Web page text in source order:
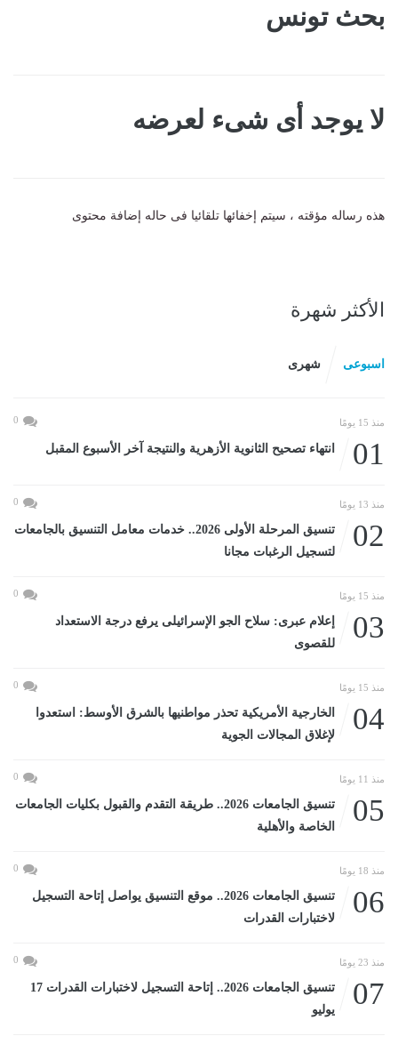
بحث تونس
لا يوجد أى شىء لعرضه
هذه رساله مؤقته ، سيتم إخفائها تلقائيا فى حاله إضافة محتوى
الأكثر شهرة
اسبوعى شهرى
منذ 15 يومًا 0
01 انتهاء تصحيح الثانوية الأزهرية والنتيجة آخر الأسبوع المقبل
منذ 13 يومًا 0
02
تنسيق المرحلة الأولى 2026.. خدمات معامل التنسيق بالجامعات
لتسجيل الرغبات مجانا
منذ 15 يومًا 0
03
إعلام عبرى: سلاح الجو الإسرائيلى يرفع درجة الاستعداد
للقصوى
منذ 15 يومًا 0
04
الخارجية الأمريكية تحذر مواطنيها بالشرق الأوسط: استعدوا
لإغلاق المجالات الجوية
منذ 11 يومًا 0
05
تنسيق الجامعات 2026.. طريقة التقدم والقبول بكليات الجامعات
الخاصة والأهلية
منذ 18 يومًا 0
06
تنسيق الجامعات 2026.. موقع التنسيق يواصل إتاحة التسجيل
لاختبارات القدرات
منذ 23 يومًا 0
07
تنسيق الجامعات 2026.. إتاحة التسجيل لاختبارات القدرات 17
يوليو